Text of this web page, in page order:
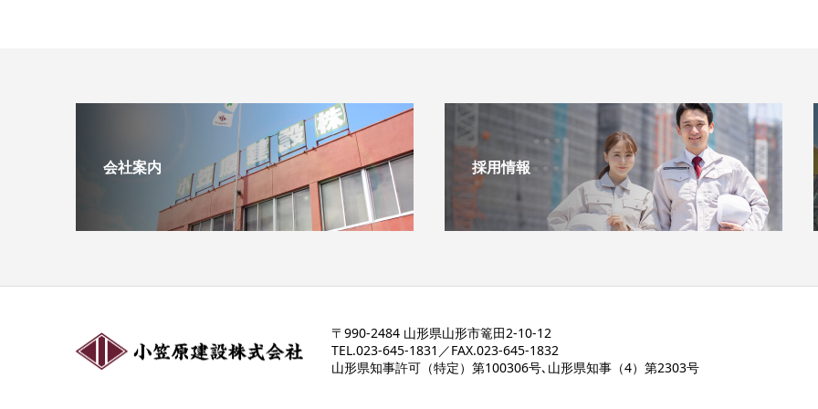
会社案内 採用情報
〒990-2484 山形県山形市篭田2-10-12
TEL.023-645-1831／FAX.023-645-1832
山形県知事許可（特定）第100306号､ 山形県知事（4）第2303号